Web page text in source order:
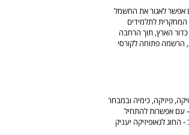
אפשר לאגור את החשמל
לתלמידים
הארץ, תוך הרחבה
הרשמה פתוחה לקורסי
פיזיקה, כימיה ובמבחר
– עם אפשרות להתחיל
לגאופיזיקה יעניק